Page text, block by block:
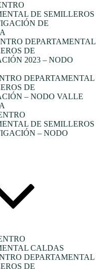
DE SEMILLEROS
DE
DEPARTAMENTAL
DE
2023 – NODO
DEPARTAMENTAL
DE
– NODO VALLE
DE SEMILLEROS
– NODO
CALDAS
DEPARTAMENTAL
DE